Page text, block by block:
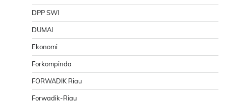
DPP SWI
DUMAI
Ekonomi
Forkompinda
FORWADIK Riau
Forwadik-Riau